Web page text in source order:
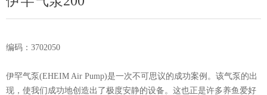
编码：3702050
伊罕气泵(EHEIM Air Pump)是一次不可思议的成功案例。该气泵的出
现，使我们成功地创造出了极度安静的设备。这也正是许多养鱼爱好